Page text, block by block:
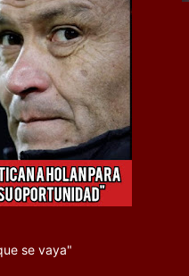
se vaya"